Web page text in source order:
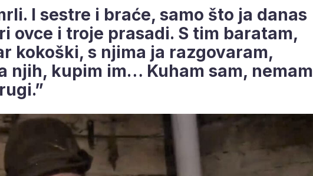
I sestre i braće, samo što ja danas
ovce i troje prasadi. S tim baratam,
kokoški, s njima ja razgovaram,
njih, kupim im… Kuham sam, nemam